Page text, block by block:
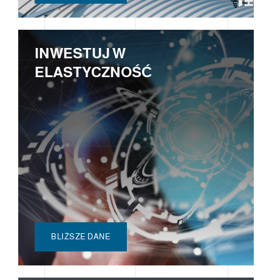
INWESTUJ W
ELASTYCZNOŚĆ
BLIŻSZE DANE